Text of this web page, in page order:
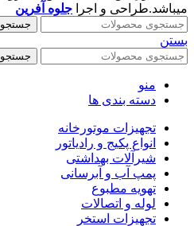
میباشد.طراحی و اجرا جلوه آفرین
جستجو
بستن
جستجو
منو
دسته بندی ها
تجهیزات موتورخانه
انواع پکیج و رادیاتور
شیرآلات بهداشتی
پمپ آب و آبرسانی
تهویه مطبوع
لوله و اتصالات
تجهیزات استخر